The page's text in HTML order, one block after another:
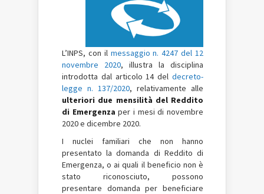
L’INPS, con il messaggio n. 4247 del 12
novembre 2020, illustra la disciplina
introdotta dal articolo 14 del decreto-
legge n. 137/2020, relativamente alle
ulteriori due mensilità del Reddito
di Emergenza per i mesi di novembre
2020 e dicembre 2020.
I nuclei familiari che non hanno
presentato la domanda di Reddito di
Emergenza, o ai quali il beneficio non è
stato riconosciuto, possono
presentare domanda per beneficiare